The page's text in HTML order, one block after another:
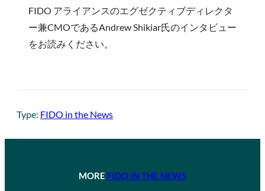
FIDO アライアンスのエグゼクティブディレクタ
ー兼CMOであるAndrew Shikiar氏のインタビュー
をお読みください。
Type: FIDO in the News
MORE FIDO IN THE NEWS